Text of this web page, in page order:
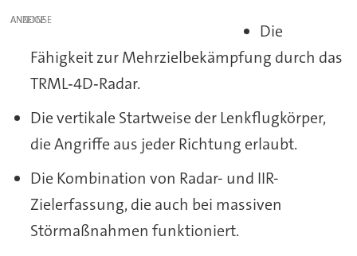
ANZEIGE
Die
Fähigkeit zur Mehrzielbekämpfung durch das
TRML‑4D‑Radar.
Die vertikale Startweise der Lenkflugkörper,
die Angriffe aus jeder Richtung erlaubt.
Die Kombination von Radar- und IIR-
Zielerfassung, die auch bei massiven
Störmaßnahmen funktioniert.